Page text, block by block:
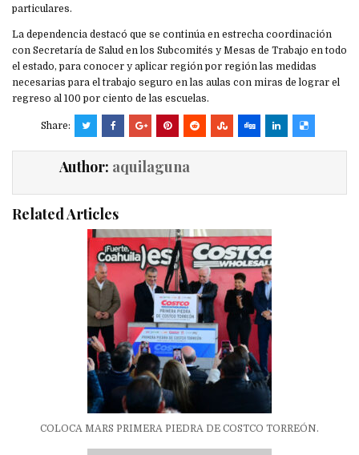
particulares.
La dependencia destacó que se continúa en estrecha coordinación
con Secretaría de Salud en los Subcomités y Mesas de Trabajo en todo
el estado, para conocer y aplicar región por región las medidas
necesarias para el trabajo seguro en las aulas con miras de lograr el
regreso al 100 por ciento de las escuelas.
Share:
Author: aquilaguna
Related Articles
COLOCA MARS PRIMERA PIEDRA DE COSTCO TORREÓN.